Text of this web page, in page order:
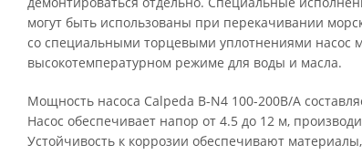
могут быть использованы при перекачивании
со специальными торцевыми уплотнениями насос
высокотемпературном режиме для воды и масла.
Мощность насоса Calpeda B-N4 100-200B/A
Насос обеспечивает напор от 4.5 до 12 м,
Устойчивость к коррозии обеспечивают